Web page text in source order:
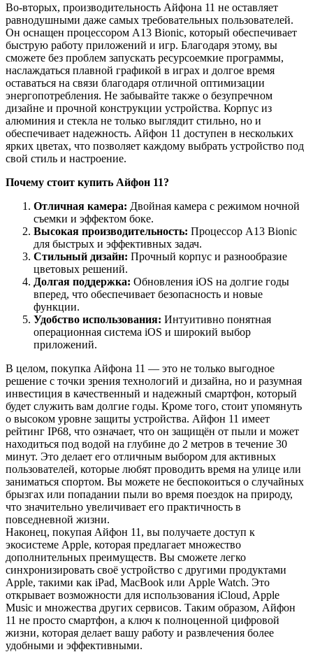
Во-вторых, производительность Айфона 11 не оставляет
равнодушными даже самых требовательных пользователей.
Он оснащен процессором A13 Bionic, который обеспечивает
быструю работу приложений и игр. Благодаря этому, вы
сможете без проблем запускать ресурсоемкие программы,
наслаждаться плавной графикой в играх и долгое время
оставаться на связи благодаря отличной оптимизации
энергопотребления. Не забывайте также о безупречном
дизайне и прочной конструкции устройства. Корпус из
алюминия и стекла не только выглядит стильно, но и
обеспечивает надежность. Айфон 11 доступен в нескольких
ярких цветах, что позволяет каждому выбрать устройство под
свой стиль и настроение.
Почему стоит купить Айфон 11?
Отличная камера: Двойная камера с режимом ночной
съемки и эффектом боке.
Высокая производительность: Процессор A13 Bionic
для быстрых и эффективных задач.
Стильный дизайн: Прочный корпус и разнообразие
цветовых решений.
Долгая поддержка: Обновления iOS на долгие годы
вперед, что обеспечивает безопасность и новые
функции.
Удобство использования: Интуитивно понятная
операционная система iOS и широкий выбор
приложений.
В целом, покупка Айфона 11 — это не только выгодное
решение с точки зрения технологий и дизайна, но и разумная
инвестиция в качественный и надежный смартфон, который
будет служить вам долгие годы. Кроме того, стоит упомянуть
о высоком уровне защиты устройства. Айфон 11 имеет
рейтинг IP68, что означает, что он защищён от пыли и может
находиться под водой на глубине до 2 метров в течение 30
минут. Это делает его отличным выбором для активных
пользователей, которые любят проводить время на улице или
заниматься спортом. Вы можете не беспокоиться о случайных
брызгах или попадании пыли во время поездок на природу,
что значительно увеличивает его практичность в
повседневной жизни.
Наконец, покупая Айфон 11, вы получаете доступ к
экосистеме Apple, которая предлагает множество
дополнительных преимуществ. Вы сможете легко
синхронизировать своё устройство с другими продуктами
Apple, такими как iPad, MacBook или Apple Watch. Это
открывает возможности для использования iCloud, Apple
Music и множества других сервисов. Таким образом, Айфон
11 не просто смартфон, а ключ к полноценной цифровой
жизни, которая делает вашу работу и развлечения более
удобными и эффективными.